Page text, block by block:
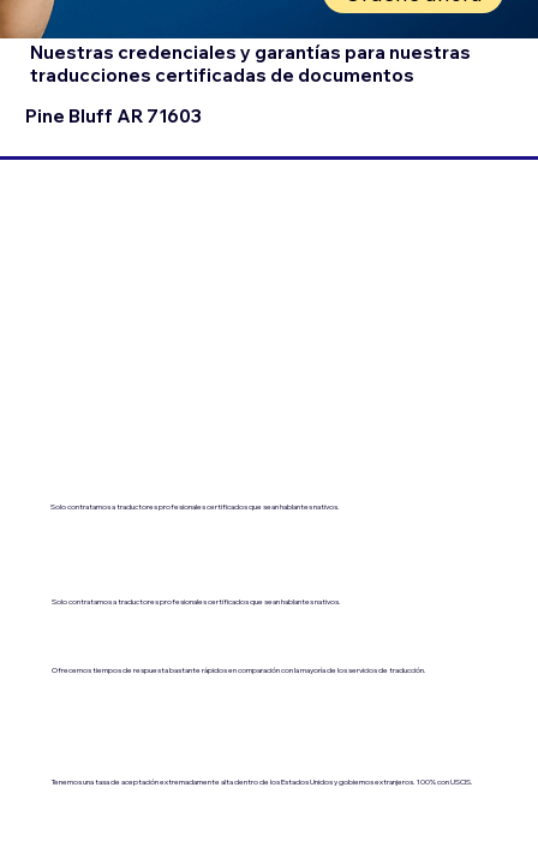
Nuestras credenciales y garantías para nuestras
traducciones certificadas de documentos
Pine Bluff AR 71603
Solo contratamos a traductores profesionales certificados que sean hablantes nativos.
Solo contratamos a traductores profesionales certificados que sean hablantes nativos.
Ofrecemos tiempos de respuesta bastante rápidos en comparación con la mayoría de los servicios de traducción.
Tenemos una tasa de aceptación extremadamente alta dentro de los Estados Unidos y gobiernos extranjeros. 100% con USCIS.